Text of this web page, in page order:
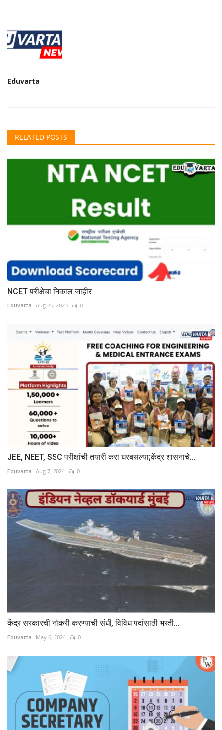
Eduvarta
RELATED POSTS
NCET परीक्षेचा निकाल जाहीर
Eduvarta Aug 26, 2023 0
JEE, NEET, SSC परीक्षांची तयारी करा घरबसल्या;केंद्र शासनाचे...
Eduvarta Aug 7, 2024 0
केंद्र सरकारची नोकरी करण्याची संधी, विविध पदांसाठी भरती...
Eduvarta May 6, 2024 0